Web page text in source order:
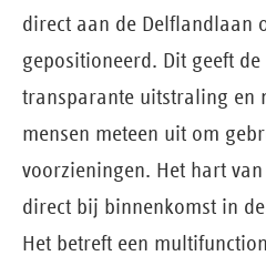
direct aan de Delflandlaan
gepositioneerd. Dit geeft de
transparante uitstraling en
mensen meteen uit om
voorzieningen. Het hart
direct bij binnenkomst in
Het betreft een